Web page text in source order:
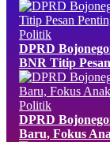
Politik
DPRD
BNR Titip
Politik
DPRD
Baru, Fokus